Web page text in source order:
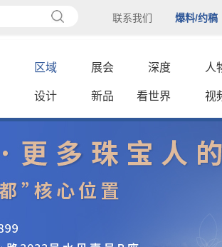
联系我们 爆料/约稿
区域 展会 深度 人
设计 新品 看世界 视